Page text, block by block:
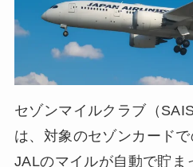
セゾンマイルクラブ（
は、対象のセゾンカードで
JALのマイルが自動で貯ま